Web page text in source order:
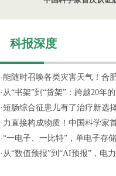
科报深度
·能随时召唤各类灾害天气！合
· 从“书架”到“货架”：跨越20年
· 短肠综合征患儿有了治疗新选
· 力直接构成物质！中国科学家
·“一电子、一比特”，单电子存
· 从“数值预报”到“AI预报”，电